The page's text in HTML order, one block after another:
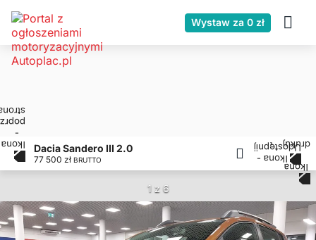
Wystaw za 0 zł
Dacia Sandero III 2.0
77 500 zł BRUTTO
1 z 6